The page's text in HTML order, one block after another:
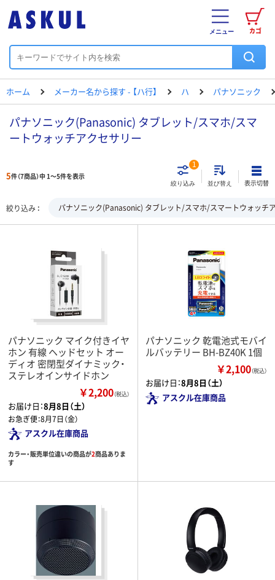
カゴ
メニュー
ホーム メーカー名から探す - 【ハ行】 ハ パナソニック
パナソニック(Panasonic) タブレット/スマホ/スマ
ートウォッチアクセサリー
5件（7商品）中 1～5件を表示
絞り込み
1
並び替え 表示切替
絞り込み パナソニック(Panasonic) タブレット/スマホ/スマートウォッチ
パナソニック マイク付きイヤ
ホン 有線 ヘッドセット オー
ディオ 密閉型ダイナミック・
ステレオインサイドホン
￥2,200（税込）
お届け日：8月8日（土）
お急ぎ便：8月7日（金）
アスクル在庫商品
カラー・販売単位違いの商品が2商品ありま
す
パナソニック 乾電池式モバイ
ルバッテリー BH-BZ40K 1個
￥2,100（税込）
お届け日：8月8日（土）
アスクル在庫商品